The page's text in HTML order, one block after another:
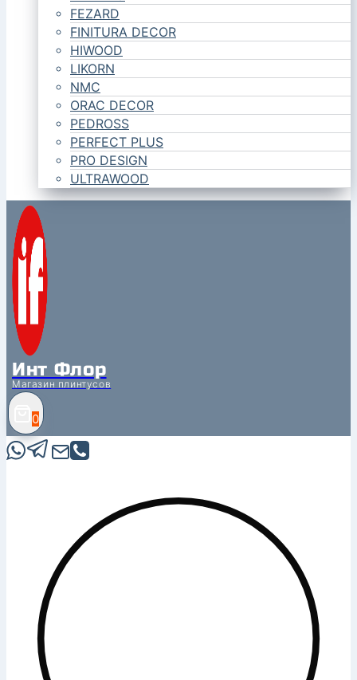
FEZARD
FINITURA DECOR
HIWOOD
LIKORN
NMC
ORAC DECOR
PEDROSS
PERFECT PLUS
PRO DESIGN
ULTRAWOOD
Инт Флор
Магазин плинтусов
0